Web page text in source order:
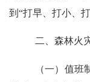
到“打早、打小、
二、森林火
（一）值班